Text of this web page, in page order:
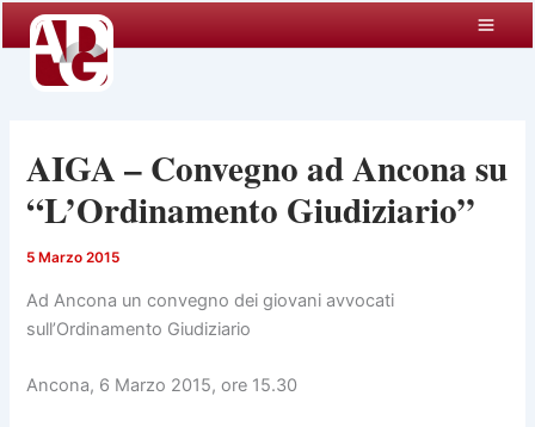
contenuto
AIGA – Convegno ad Ancona su
“L’Ordinamento Giudiziario”
5 Marzo 2015
Ad Ancona un convegno dei giovani avvocati
sull’Ordinamento Giudiziario
Ancona, 6 Marzo 2015, ore 15.30